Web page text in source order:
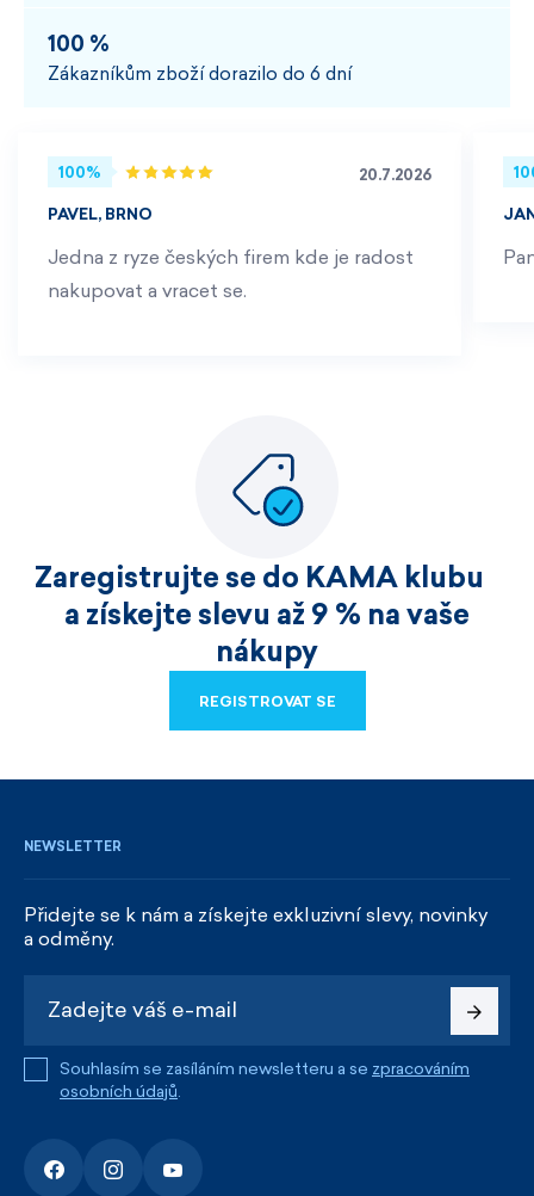
100 %
Zákazníkům zboží dorazilo do 6 dní
100% 20.7.2026
PAVEL, BRNO
Jedna z ryze českých firem kde je radost
nakupovat a vracet se.
Zaregistrujte se do KAMA klubu
a získejte slevu až 9 % na vaše
nákupy
REGISTROVAT SE
NEWSLETTER
Přidejte se k nám a získejte exkluzivní slevy, novinky
a odměny.
Souhlasím se zasíláním newsletteru a se zpracováním
osobních údajů.